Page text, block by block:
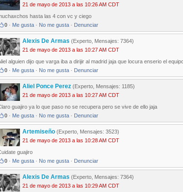
21 de mayo de 2013 a las 10:26 AM CDT
hasta las 4 con vc y ciego
0 · Me gusta · No me gusta · Denunciar
Alexis De Armas (Experto, Mensajes: 7364)
21 de mayo de 2013 a las 10:27 AM CDT
alguien dijo que varga iba a dirijir al madrid jaja que locura enserio el
0 · Me gusta · No me gusta · Denunciar
Aliel Ponce Perez (Experto, Mensajes: 1185)
21 de mayo de 2013 a las 10:27 AM CDT
guajiro ya lo que paso no se recupera pero se vive de ello jaja
0 · Me gusta · No me gusta · Denunciar
Artemiseño (Experto, Mensajes: 3523)
21 de mayo de 2013 a las 10:28 AM CDT
guajiro
0 · Me gusta · No me gusta · Denunciar
Alexis De Armas (Experto, Mensajes: 7364)
21 de mayo de 2013 a las 10:29 AM CDT